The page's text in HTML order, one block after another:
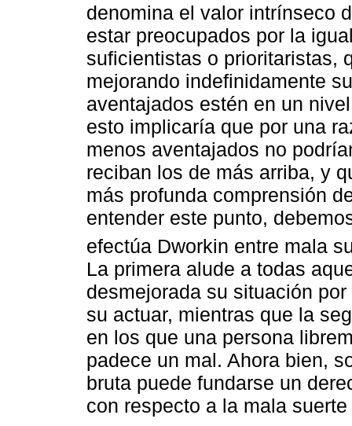
denomina el valor intrínseco
estar preocupados por la
suficientistas o prioritaristas,
mejorando indefinidamente
aventajados estén en un
esto implicaría que por una
menos aventajados no
reciban los de más arriba, y
más profunda comprensión
entender este punto,
efectúa Dworkin entre mala
La primera alude a todas
desmejorada su situación
su actuar, mientras que la
en los que una persona
padece un mal. Ahora bien,
bruta puede fundarse un
con respecto a la mala